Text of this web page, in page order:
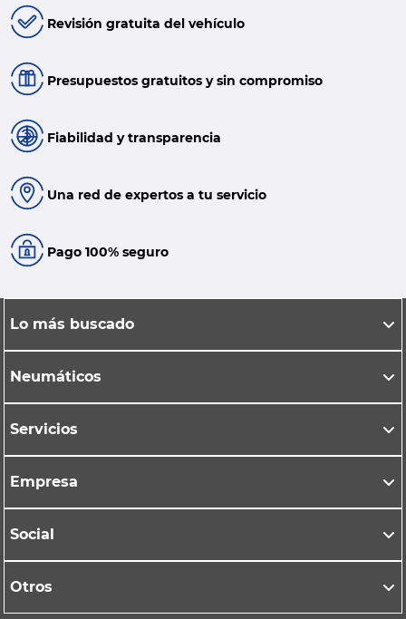
Revisión gratuita del vehículo
Presupuestos gratuitos y sin compromiso
Fiabilidad y transparencia
Una red de expertos a tu servicio
Pago 100% seguro
Lo más buscado
Neumáticos
Servicios
Empresa
Social
Otros